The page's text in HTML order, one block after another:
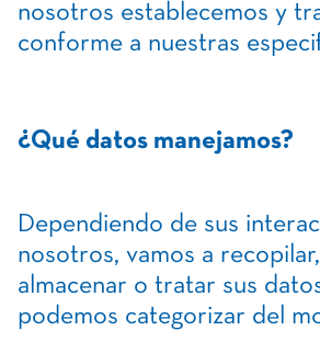
nosotros establecemos y
conforme a nuestras
¿Qué datos manejamos?
Dependiendo de sus
nosotros, vamos a
almacenar o tratar sus
podemos categorizar del